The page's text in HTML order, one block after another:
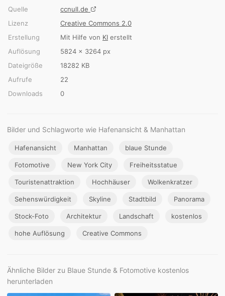
Quelle
ccnull.de
Lizenz
Creative Commons 2.0
Erstellung
Mit Hilfe von KI erstellt
Auflösung
5824 × 3264 px
Dateigröße
18282 KB
Aufrufe
22
Downloads
0
Bilder und Schlagworte wie Hafenansicht & Manhattan
Hafenansicht Manhattan blaue Stunde
Fotomotive New York City Freiheitsstatue
Touristenattraktion Hochhäuser Wolkenkratzer
Sehenswürdigkeit Skyline Stadtbild Panorama
Stock-Foto Architektur Landschaft kostenlos
hohe Auflösung Creative Commons
Ähnliche Bilder zu Blaue Stunde & Fotomotive kostenlos
herunterladen